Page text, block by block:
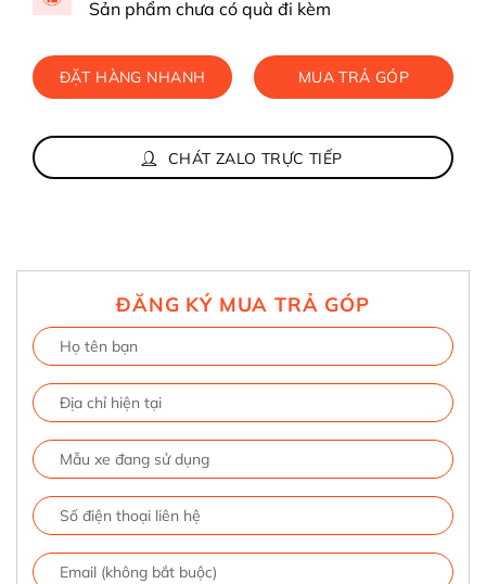
Sản phẩm chưa có quà đi kèm
ĐẶT HÀNG NHANH MUA TRẢ GÓP
CHÁT ZALO TRỰC TIẾP
ĐĂNG KÝ MUA TRẢ GÓP